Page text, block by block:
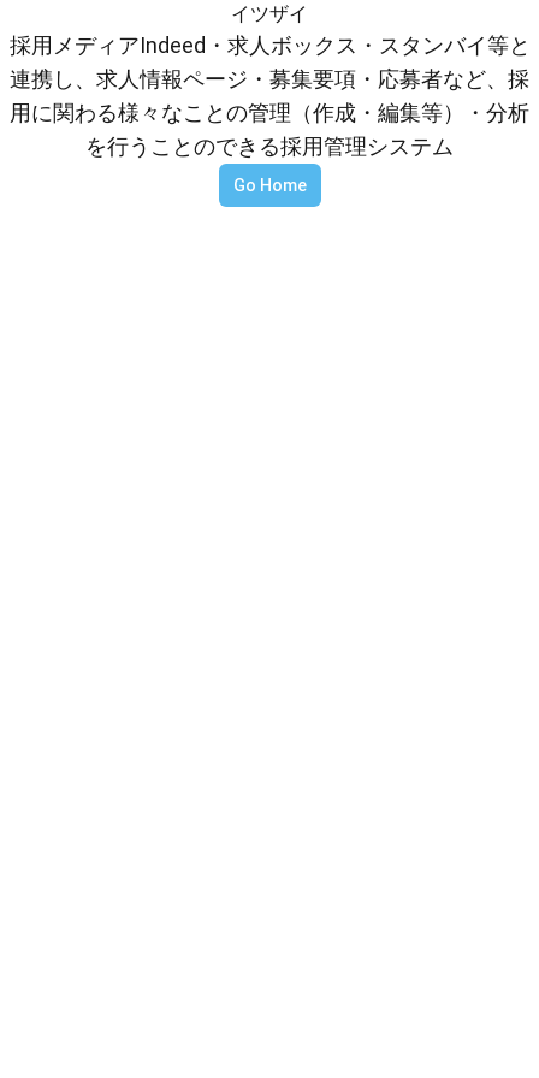
イツザイ
採用メディアIndeed・求人ボックス・スタンバイ等と
連携し、求人情報ページ・募集要項・応募者など、採
用に関わる様々なことの管理（作成・編集等）・分析
を行うことのできる採用管理システム
Go Home